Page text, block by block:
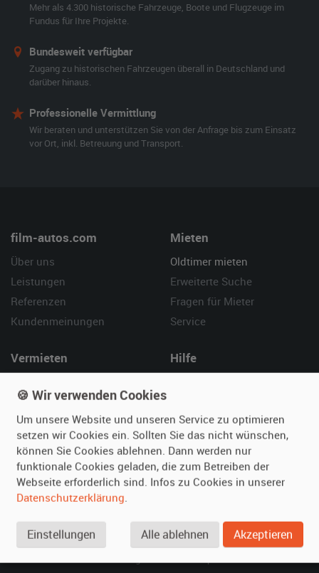
Mehr als 4.300 historische Fahrzeuge, Boote und Flugzeuge im
Fundus für Ihre Projekte.
Bundesweit verfügbar
Zugang zu historischen Fahrzeugen überall in Deutschland und
darüber hinaus.
Professionelle Vermittlung
Wir beraten und unterstützen Sie von der Anfrage bis zum Einsatz
vor Ort, inkl. Betreuung und Transport.
film-autos.com
Über uns
Leistungen
Referenzen
Kundenmeinungen
Mieten
Oldtimer mieten
Erweiterte Suche
Fragen für Mieter
Service
Vermieten
Fotos senden
Fragen für Vermieter
Inserat verwalten
Hilfe
Kontakt
SPECIAL
Berühmte Filmautos –
🍪 Wir verwenden Cookies
Um unsere Website und unseren Service zu optimieren
setzen wir Cookies ein. Sollten Sie das nicht wünschen,
können Sie Cookies ablehnen. Dann werden nur
funktionale Cookies geladen, die zum Betreiben der
Webseite erforderlich sind. Infos zu Cookies in unserer
Datenschutzerklärung.
Einstellungen Alle ablehnen Akzeptieren